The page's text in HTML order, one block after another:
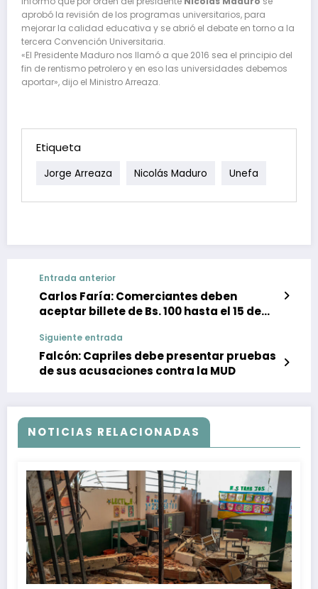
aprobó la revisión de los programas universitarios, para
mejorar la calidad educativa y se abrió el debate en torno a la
tercera Convención Universitaria.
«El Presidente Maduro nos llamó a que 2016 sea el principio del
fin de rentismo petrolero y en eso las universidades debemos
aportar», dijo el Ministro Arreaza.
Etiqueta
Jorge Arreaza Nicolás Maduro Unefa
Entrada anterior
Carlos Faría: Comerciantes deben
aceptar billete de Bs. 100 hasta el 15 de
Siguiente entrada
Falcón: Capriles debe presentar pruebas
de sus acusaciones contra la MUD
NOTICIAS RELACIONADAS